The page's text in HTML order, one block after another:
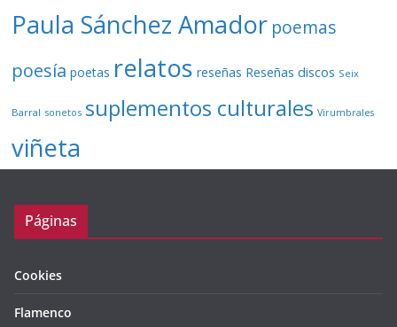
Paula Sánchez Amador poemas
poesía poetas relatos reseñas Reseñas discos Seix
Barral sonetos suplementos culturales Virumbrales
viñeta
Páginas
Cookies
Flamenco